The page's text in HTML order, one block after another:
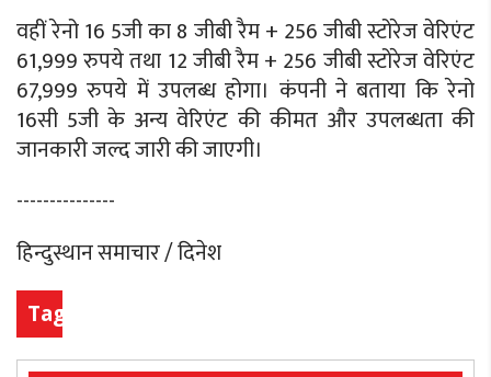
वहीं रेनो 16 5जी का 8 जीबी रैम + 256 जीबी स्टोरेज वेरिएंट
61,999 रुपये तथा 12 जीबी रैम + 256 जीबी स्टोरेज वेरिएंट
67,999 रुपये में उपलब्ध होगा। कंपनी ने बताया कि रेनो
16सी 5जी के अन्य वेरिएंट की कीमत और उपलब्धता की
जानकारी जल्द जारी की जाएगी।
---------------
हिन्दुस्थान समाचार / दिनेश
Tags